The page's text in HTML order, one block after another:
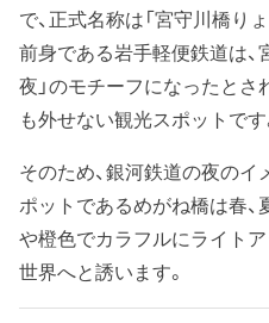
で、正式名称は「宮守川橋り
前身である岩手軽便鉄道は、
夜」のモチーフになったとさ
も外せない観光スポットです
そのため、銀河鉄道の夜の
ポットであるめがね橋は春、
や橙色でカラフルにライト
世界へと誘います。